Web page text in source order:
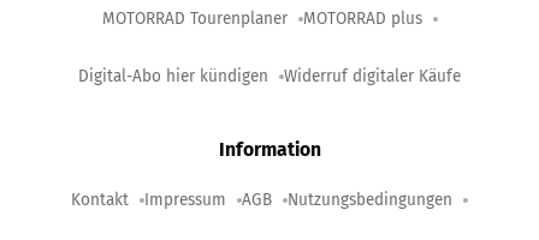
MOTORRAD Tourenplaner MOTORRAD plus
Digital-Abo hier kündigen Widerruf digitaler Käufe
Information
Kontakt Impressum AGB Nutzungsbedingungen